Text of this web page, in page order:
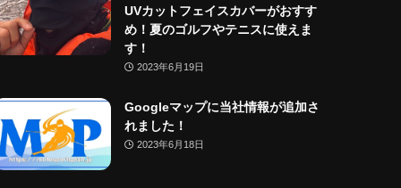
UVカットフェイスカバーがおすす
め！夏のゴルフやテニスに使えま
す！
2023年6月19日
Googleマップに当社情報が追加さ
れました！
2023年6月18日